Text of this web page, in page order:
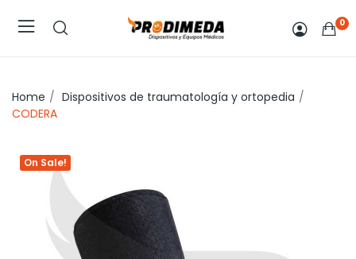
0
Home
Dispositivos de traumatología y ortopedia
CODERA
On Sale!